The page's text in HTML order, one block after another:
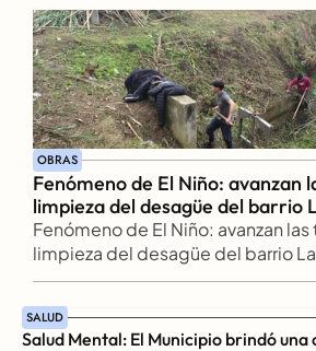
OBRAS
Fenómeno de El Niño: avanzan
limpieza del desagüe del barrio
Fenómeno de El Niño: avanzan las
limpieza del desagüe del barrio
SALUD
Salud Mental: El Municipio brindó